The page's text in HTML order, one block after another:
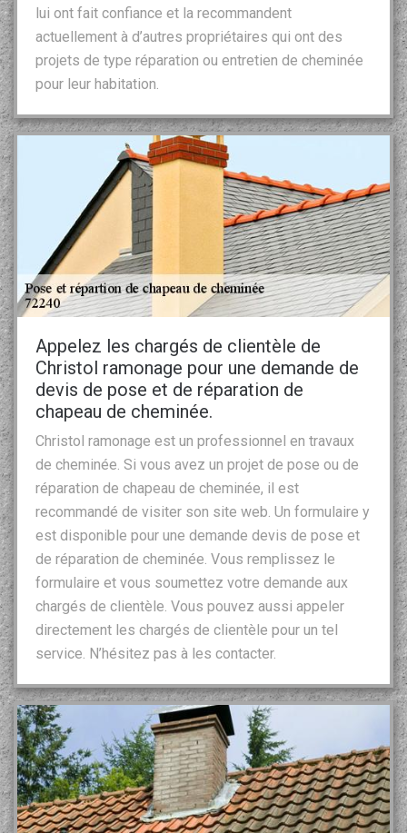
lui ont fait confiance et la recommandent
actuellement à d’autres propriétaires qui ont des
projets de type réparation ou entretien de cheminée
pour leur habitation.
Appelez les chargés de clientèle de
Christol ramonage pour une demande de
devis de pose et de réparation de
chapeau de cheminée.
Christol ramonage est un professionnel en travaux
de cheminée. Si vous avez un projet de pose ou de
réparation de chapeau de cheminée, il est
recommandé de visiter son site web. Un formulaire y
est disponible pour une demande devis de pose et
de réparation de cheminée. Vous remplissez le
formulaire et vous soumettez votre demande aux
chargés de clientèle. Vous pouvez aussi appeler
directement les chargés de clientèle pour un tel
service. N’hésitez pas à les contacter.